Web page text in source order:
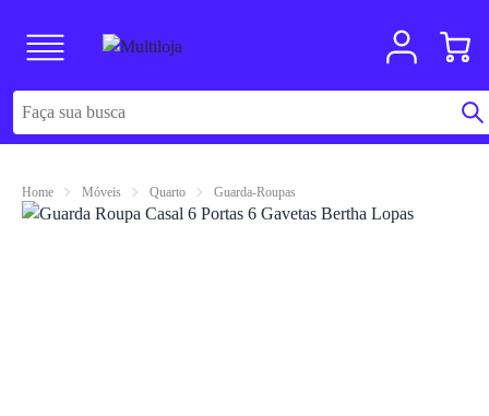
Home Móveis Quarto Guarda-Roupas